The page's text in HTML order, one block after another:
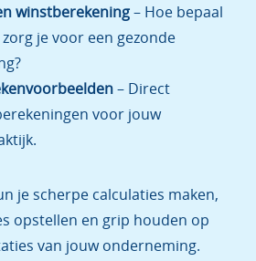
winstberekening– Hoe bepaal
je voor een gezonde
– Direct
voor jouw
je scherpe calculaties maken,
opstellen en grip houden op
van jouw onderneming.